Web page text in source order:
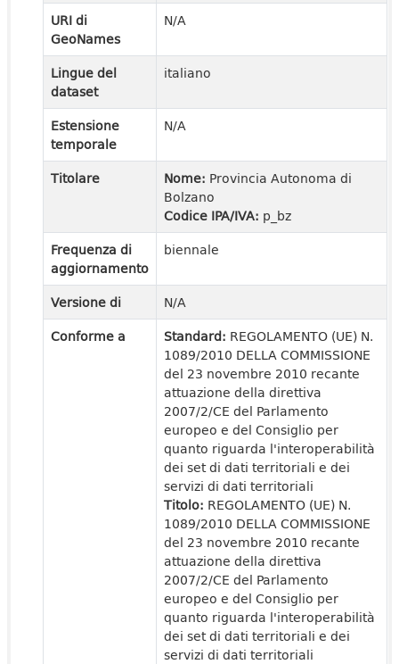
URI di
GeoNames
N/A
Lingue del
dataset
italiano
Estensione
temporale
N/A
Titolare Nome: Provincia Autonoma di
Bolzano
Codice IPA/IVA: p_bz
Frequenza di
aggiornamento
biennale
Versione di
N/A
Conforme a
Standard: REGOLAMENTO (UE) N.
1089/2010 DELLA COMMISSIONE
del 23 novembre 2010 recante
attuazione della direttiva
2007/2/CE del Parlamento
europeo e del Consiglio per
quanto riguarda l'interoperabilità
dei set di dati territoriali e dei
servizi di dati territoriali
Titolo: REGOLAMENTO (UE) N.
1089/2010 DELLA COMMISSIONE
del 23 novembre 2010 recante
attuazione della direttiva
2007/2/CE del Parlamento
europeo e del Consiglio per
quanto riguarda l'interoperabilità
dei set di dati territoriali e dei
servizi di dati territoriali